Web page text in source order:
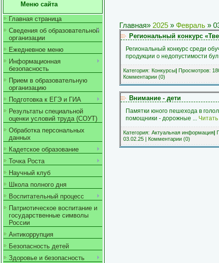
Меню сайта
Главная страница
Сведения об образовательной
организации
Ежедневное меню
Информационная
безопасность
Прием в образовательную
организацию
Подготовка к ЕГЭ и ГИА
Результаты специальной
оценки условий труда (СОУТ)
Обработка персональных
данных
Кадетское образование
Точка Роста
Научный клуб
Школа полного дня
Воспитательный процесс
Патриотическое воспитание и
государственные символы
России
Антикоррупция
Безопасность детей
Здоровье и безопасность
Главная» 2025 » Февраль »
Региональный конкурс
Региональный конкурс среди
продукции о недопустимости
Категория: Конкурсы| Просмотров:
Комментарии (0)
Внимание - дети
Памятки юного пешехода в
помощники - дорожные ...
Категория: Актуальная информация|
03.02.25 | Комментарии (0)